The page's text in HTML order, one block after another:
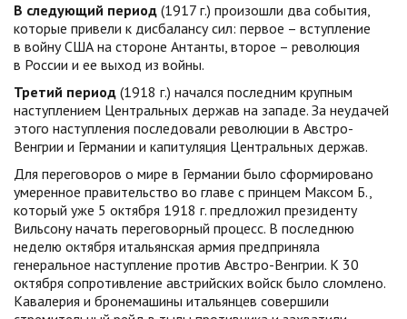
В следующий период (1917 г.) произошли два события,
которые привели к дисбалансу сил: первое – вступление
в войну США на стороне Антанты, второе – революция
в России и ее выход из войны.
Третий период (1918 г.) начался последним крупным
наступлением Центральных держав на западе. За неудачей
этого наступления последовали революции в Австро-
Венгрии и Германии и капитуляция Центральных держав.
Для переговоров о мире в Германии было сформировано
умеренное правительство во главе с принцем Максом Б.,
который уже 5 октября 1918 г. предложил президенту
Вильсону начать переговорный процесс. В последнюю
неделю октября итальянская армия предприняла
генеральное наступление против Австро-Венгрии. К 30
октября сопротивление австрийских войск было сломлено.
Кавалерия и бронемашины итальянцев совершили